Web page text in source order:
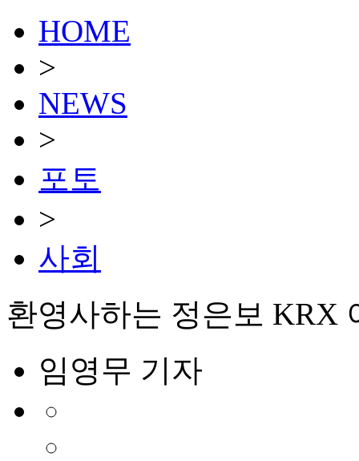
HOME
>
NEWS
>
포토
>
사회
환영사하는 정은보 KRX
임영무 기자